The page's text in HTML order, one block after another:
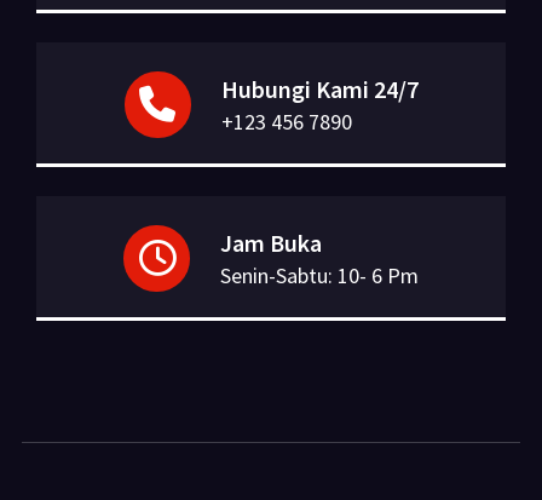
Hubungi Kami 24/7
+123 456 7890
Jam Buka
Senin-Sabtu: 10- 6 Pm